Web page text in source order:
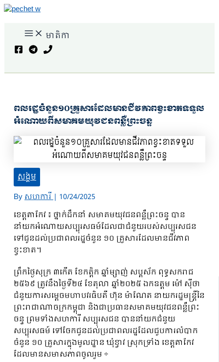
Skip
contentMain
Menu មាតិកា
ពលរដ្ឋចំនួន១០គ្រួសារដែលមានជីវភាពខ្វះខាតទទួល
អំណោយពីសមាគមយុវជនពន្លឺព្រះចន្ទ
សង្គម
Byសហការី| 10/24/2025
ខេត្តតាកែវ ៖ ថ្នាក់ដឹកនាំ សមាគមយុវជនពន្លឺព្រះចន្ទ បាន
នាំយកអំណោយសប្បុរសធម៍ដែលជាជំនួយរបស់សប្បុរសជន
ទៅជូនដល់ប្រជាពលរដ្ឋចំនួន ១០ គ្រួសារដែលមានជីវភាព
ខ្វះខាត។
ព្រឹកថ្ងៃសុក្រ ៣កើត ខែកត្តិក ឆ្នាំម្សាញ់ សប្តស័ក ពុទ្ធសករាជ
២៥៦៩ ត្រូវនឹងថ្ងៃទី២៤ ខែតុលា ឆ្នាំ២០២៥ ឯកឧត្តម ម៉ៅ ស៊ីថា
ជំនួយការសម្តេចមហាបវរធិបតី ហ៊ុន ម៉ាណែត នាយករដ្ឋមន្ត្រីនៃ
ព្រះរាជាណាចក្រកម្ពុជា និងជាប្រធានសមាគមយុវជនពន្លឺព្រះ
ចន្ទ ព្រមទាំងសហការី សប្បុរសជន បាននាំយកជំនួយ
សប្បុរសធម៍ ទៅចែកជូនដល់ប្រជាពលរដ្ឋដែលជួបការលំបាក
ចំនួន ១០ គ្រួសារក្នុងមូលដ្ឋាន ឃុំខ្វាវ ស្រុកទ្រាំង ខេត្តតាកែវ
ដែលមានសមាសភាពចូលរួម ÷